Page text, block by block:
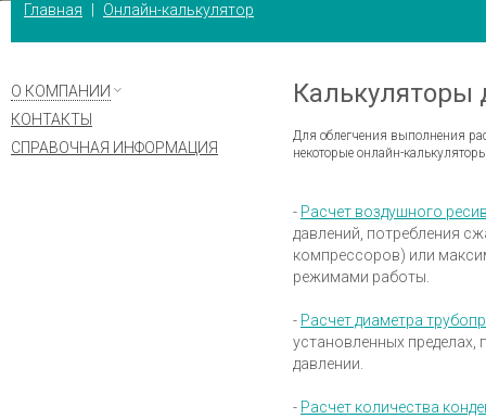
Главная Онлайн-калькулятор
О КОМПАНИИ
КОНТАКТЫ
СПРАВОЧНАЯ ИНФОРМАЦИЯ
Калькуляторы
Для облегчения выполнения
некоторые онлайн-
- Расчет воздушного
давлений, потребления
компрессоров) или
режимами работы.
- Расчет диаметра
установленных пределах,
давлении.
- Расчет количества